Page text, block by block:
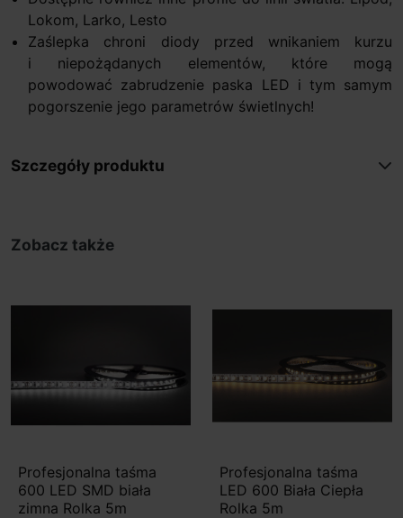
Lokom, Larko, Lesto
Zaślepka chroni diody przed wnikaniem kurzu
i niepożądanych elementów, które mogą
powodować zabrudzenie paska LED i tym samym
pogorszenie jego parametrów świetlnych!
Szczegóły produktu
Zobacz także
Profesjonalna taśma
600 LED SMD biała
zimna Rolka 5m
Profesjonalna taśma
LED 600 Biała Ciepła
Rolka 5m